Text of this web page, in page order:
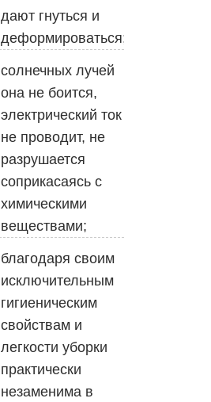
дают гнуться и
деформироваться;
солнечных лучей
она не боится,
электрический ток
не проводит, не
разрушается
соприкасаясь с
химическими
веществами;
благодаря своим
исключительным
гигиеническим
свойствам и
легкости уборки
практически
незаменима в